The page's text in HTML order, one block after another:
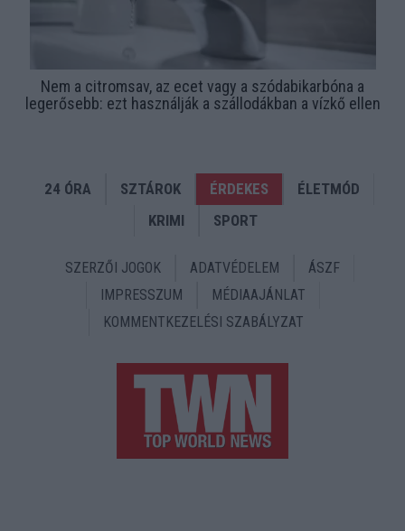
Nem a citromsav, az ecet vagy a szódabikarbóna a
legerősebb: ezt használják a szállodákban a vízkő ellen
24 ÓRA SZTÁROK ÉRDEKES
ÉLETMÓD
KRIMI
SPORT
SZERZŐI JOGOK ADATVÉDELEM
ÁSZF
IMPRESSZUM
MÉDIAAJÁNLAT
KOMMENTKEZELÉSI SZABÁLYZAT